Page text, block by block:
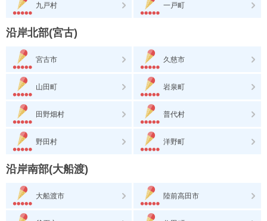
九戸村 一戸町
沿岸北部(宮古)
宮古市 久慈市
山田町 岩泉町
田野畑村 普代村
野田村 洋野町
沿岸南部(大船渡)
大船渡市 陸前高田市